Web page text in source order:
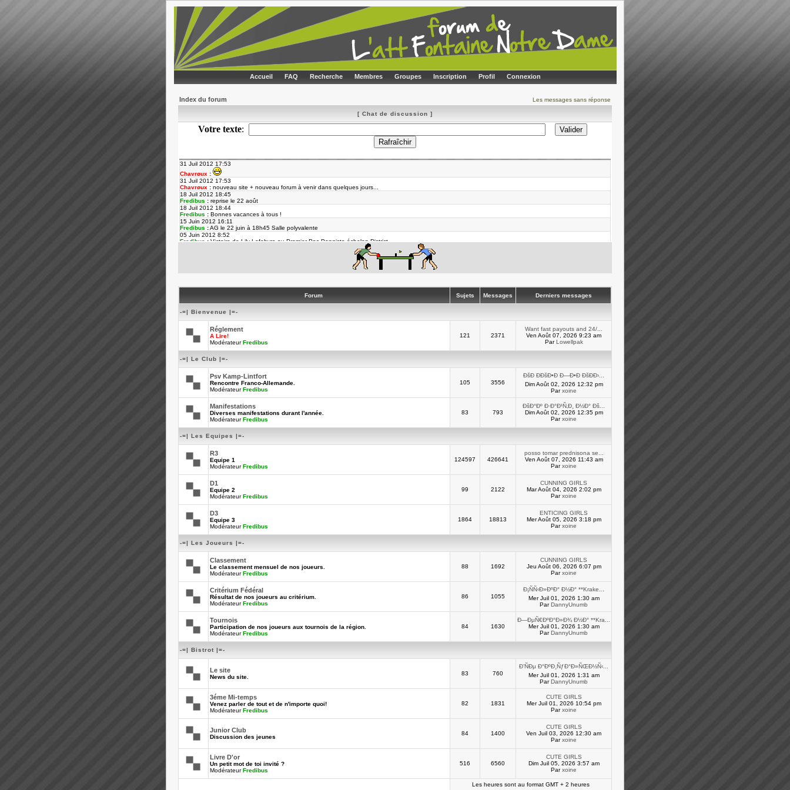
Accueil FAQ Recherche Membres Groupes Inscription Profil Connexion
Index du forum Les messages sans réponse
[ Chat de discussion ]
Forum Sujets Messages Derniers messages
-=| Bienvenue |=-
Réglement
A Lire!
ModérateurFredibus
121 2371
Want fast payouts and 24/...
Ven Août 07, 2026 9:23 am
ParLowellpak
-=| Le Club |=-
Psv Kamp-Lintfort
Rencontre Franco-Allemande.
ModérateurFredibus
105 3556
ÐšÐ ÐÐšÐ•Ð Ð—Ð•Ð ÐšÐÐ›...
Dim Août 02, 2026 12:32 pm
Parxoine
Manifestations
Diverses manifestations durant l'année.
ModérateurFredibus
83 793
ÐšÐ°Ðº Ð·Ð°Ð¹Ñ‚Ð¸ Ð½Ð° Ðš...
Dim Août 02, 2026 12:35 pm
Parxoine
-=| Les Equipes |=-
R3
Equipe 1
ModérateurFredibus
124597 426641
posso tomar prednisona se...
Ven Août 07, 2026 11:43 am
Parxoine
D1
Equipe 2
ModérateurFredibus
99 2122
CUNNING GIRLS
Mar Août 04, 2026 2:02 pm
Parxoine
D3
Equipe 3
ModérateurFredibus
1864 18813
ENTICING GIRLS
Mer Août 05, 2026 3:18 pm
Parxoine
-=| Les Joueurs |=-
Classement
Le classement mensuel de nos joueurs.
ModérateurFredibus
88 1692
CUNNING GIRLS
Jeu Août 06, 2026 6:07 pm
Parxoine
Critérium Fédéral
Résultat de nos joueurs au critérium.
ModérateurFredibus
86 1055
Ð¡ÑÑ‹Ð»ÐºÐ° Ð½Ð° **Krake...
Mer Juil 01, 2026 1:30 am
ParDannyUnumb
Tournois
Participation de nos joueurs aux tournois de la région.
ModérateurFredibus
84 1630
Ð—ÐµÑ€ÐºÐ°Ð»Ð¾ Ð½Ð° **Kra...
Mer Juil 01, 2026 1:30 am
ParDannyUnumb
-=| Bistrot |=-
Le site
News du site.
83 760
Ð’ÑÐµ Ð°ÐºÐ¸ÑƒÐ°Ð»ÑŒÐ½Ñ‹...
Mer Juil 01, 2026 1:31 am
ParDannyUnumb
3éme Mi-temps
Venez parler de tout et de n'importe quoi!
ModérateurFredibus
82 1831
CUTE GIRLS
Mer Juil 01, 2026 10:54 pm
Parxoine
Junior Club
Discussion des jeunes
84 1400
CUTE GIRLS
Ven Juil 03, 2026 12:30 am
Parxoine
Livre D'or
Un petit mot de toi invité ?
ModérateurFredibus
516 6560
CUTE GIRLS
Dim Juil 05, 2026 3:57 am
Parxoine
Les heures sont au format GMT + 2 heures